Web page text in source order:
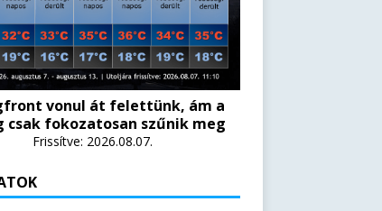
vonul át felettünk, ám a
csak fokozatosan szűnik meg
Frissítve: 2026.08.07.